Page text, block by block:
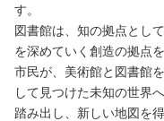
す。
図書館は、知の拠点とし
を深めていく創造の拠点
市民が、美術館と図書館
して見つけた未知の世界
踏み出し、新しい地図を